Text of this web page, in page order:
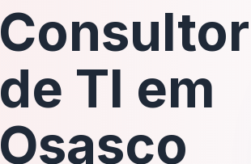
de TI em
Osasco